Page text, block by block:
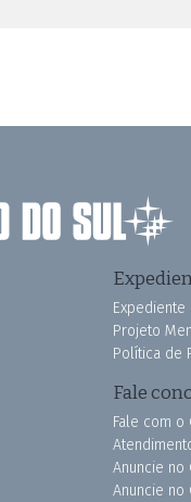
Expediente
Projeto
Política de
Fale
Fale com o
Anuncie no
Anuncie no